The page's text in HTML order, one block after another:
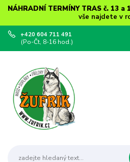
NÁHRADNÍ TERMÍNY TRAS č. 13
vše najdete v
+420 604 711 491
(Po-Čt, 8-16 hod.)